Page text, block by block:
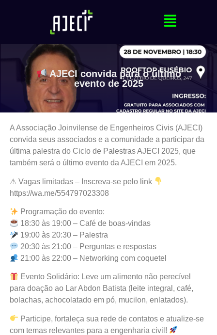
AJECI convida para o último
evento de 2025
A Associação Joinvilense de Engenheiros Civis (AJECI)
convida seus associados e a comunidade a participar da
última palestra do Ciclo de Palestras AJECI 2025, que
também será o último evento da AJECI em 2025.
⚠ Vagas limitadas – Inscreva-se pelo link
https://wa.me/554797023308
Programação do evento:
18:30 às 19:00 – Café de boas-vindas
19:00 às 20:30 – Palestra
20:30 às 21:00 – Perguntas e respostas
21:00 às 22:00 – Networking com coquetel
Evento Solidário: Leve um alimento não perecível
para doação ao Lar Abdon Batista (leite integral, café,
bolachas, achocolatado em pó, mucilon, enlatados).
Participe, fortaleça sua rede de contatos e atualize-se
com temas relevantes para a engenharia civil!